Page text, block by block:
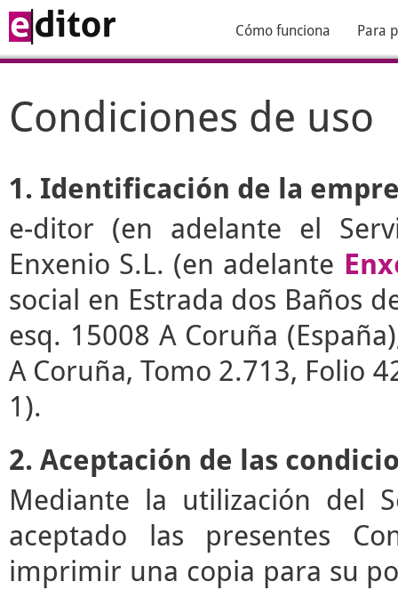
Cómo funciona Para
Condiciones de uso
1. Identificación de la
e-ditor (en adelante el
Enxenio S.L. (en adelante
social en Estrada dos Baños
esq. 15008 A Coruña
A Coruña, Tomo 2.713, Folio
1).
2. Aceptación de las
Mediante la utilización del
aceptado las presentes
imprimir una copia para su